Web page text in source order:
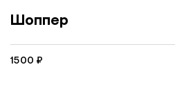
Шоппер
1500 ₽